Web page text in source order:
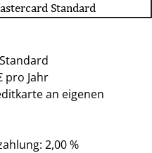
Standard
pro Jahr
an eigenen
2,00 %